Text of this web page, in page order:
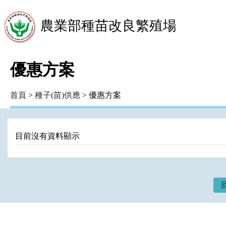
農業部種苗改良繁殖場
優惠方案
首頁 > 種子(苗)供應 > 優惠方案
目前沒有資料顯示